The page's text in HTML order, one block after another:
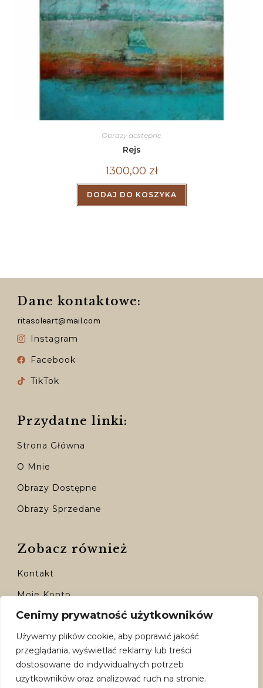
Cenimy prywatność użytkowników
Używamy plików cookie, aby poprawić jakość
przeglądania, wyświetlać reklamy lub treści
dostosowane do indywidualnych potrzeb
użytkowników oraz analizować ruch na stronie.
Obrazy dostępne
Rejs
1300,00 zł
DODAJ DO KOSZYKA
Dane kontaktowe:
ritasoleart@mail.com
Instagram
Facebook
TikTok
Przydatne linki:
Strona Główna
O Mnie
Obrazy Dostępne
Obrazy Sprzedane
Zobacz również
Kontakt
Moje Konto
Dostępne Formy Płatności
Polityka Prywatności
Regulamin